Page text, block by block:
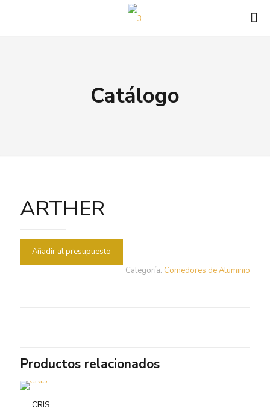
Catálogo
ARTHER
Añadir al presupuesto
Categoría: Comedores de Aluminio
Productos relacionados
CRIS